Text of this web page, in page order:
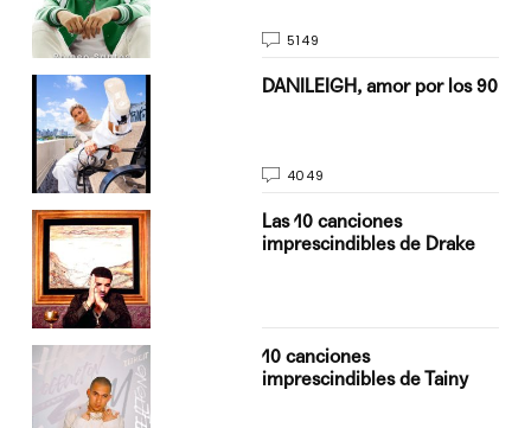
5149
DANILEIGH, amor por los 90
4049
Las 10 canciones
imprescindibles de Drake
10 canciones
imprescindibles de Tainy